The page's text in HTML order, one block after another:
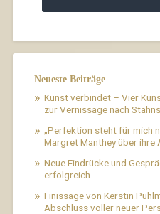
Neueste Beiträge
Kunst verbindet – Vier
zur Vernissage nach
„Perfektion steht für mich
Margret Manthey über ihre
Neue Eindrücke und
erfolgreich
Finissage von Kerstin
Abschluss voller neuer